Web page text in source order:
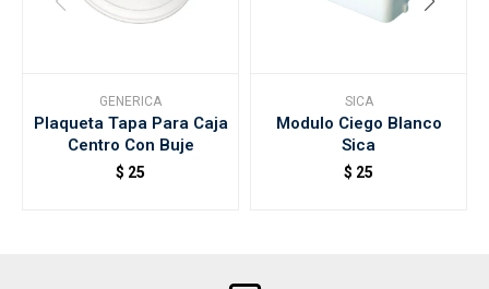
GENERICA
Plaqueta Tapa Para Caja
Centro Con Buje
$ 25
SICA
Modulo Ciego Blanco
Sica
$ 25